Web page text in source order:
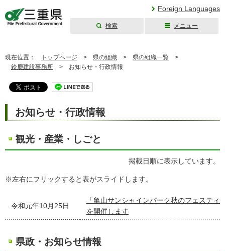
Foreign Languages
検索 メニュー
現在位置： トップページ > 県の組織 > 県の組織一覧 >
鈴鹿建設事務所 > お知らせ・行政情報
お知らせ・行政情報
観光・産業・しごと
掲載日順に表示しています。
※左右にフリックすると表がスライドします。
令和元年10月25日
「亀山サンシャインパーク秋のフェスティ
を開催します
県政・お知らせ情報